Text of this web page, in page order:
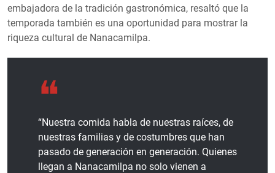
embajadora de la tradición gastronómica, resaltó que la
temporada también es una oportunidad para mostrar la
riqueza cultural de Nanacamilpa.
“Nuestra comida habla de nuestras raíces, de
nuestras familias y de costumbres que han
pasado de generación en generación. Quienes
llegan a Nanacamilpa no solo vienen a